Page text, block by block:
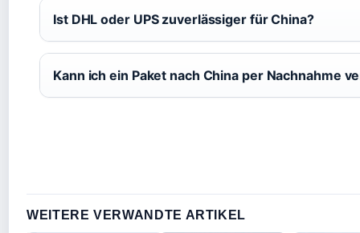
Ist DHL oder UPS zuverlässiger für China?
Kann ich ein Paket nach China per Nachnahme
WEITERE VERWANDTE ARTIKEL